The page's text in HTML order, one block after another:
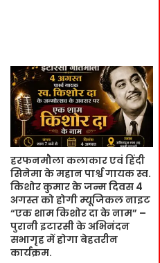
हरफनमौला कलाकार एवं हिंदी
सिनेमा के महान पार्श्व गायक स्व.
किशोर कुमार के जन्म दिवस 4
अगस्त को होगी म्यूजिकल नाइट
“एक शाम किशोर दा के नाम” –
पुरानी इटारसी के अभिनंदन
सभागृह में होगा बेहतरीन
कार्यक्रम.